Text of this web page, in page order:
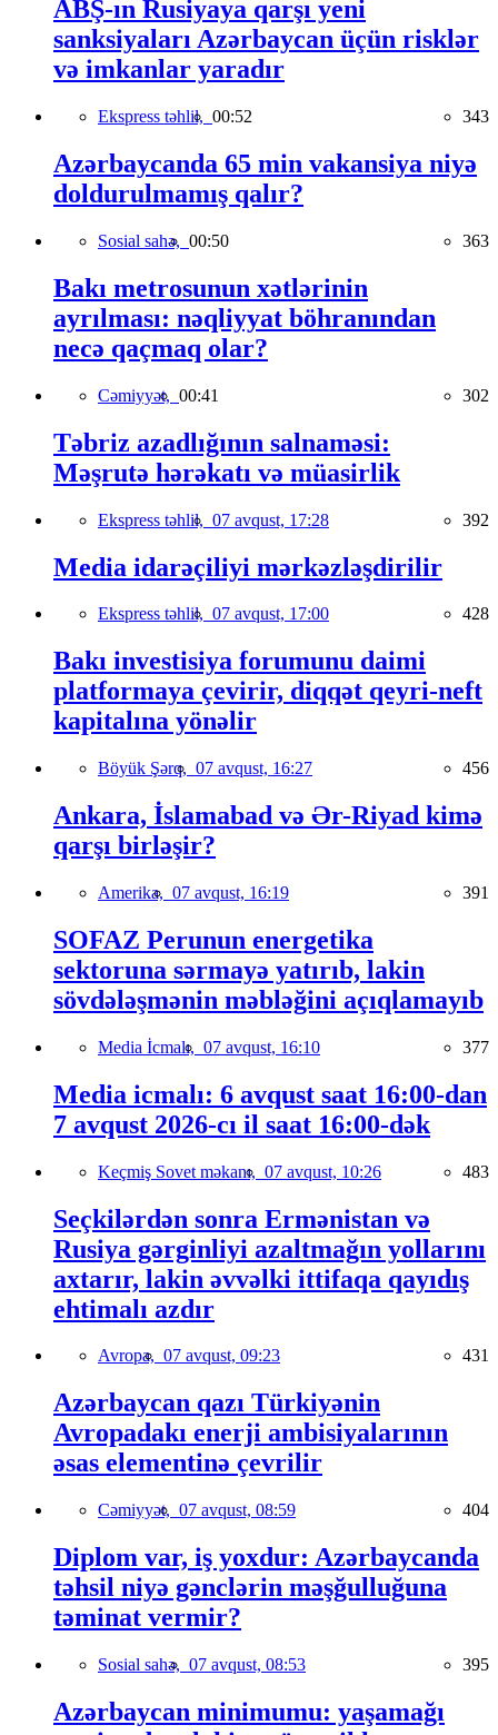
ABŞ-ın Rusiyaya qarşı yeni
sanksiyaları Azərbaycan üçün risklər
və imkanlar yaradır
Ekspress təhlil, 00:52 343
Azərbaycanda 65 min vakansiya niyə
doldurulmamış qalır?
Sosial sahə, 00:50 363
Bakı metrosunun xətlərinin
ayrılması: nəqliyyat böhranından
necə qaçmaq olar?
Cəmiyyət, 00:41 302
Təbriz azadlığının salnaməsi:
Məşrutə hərəkatı və müasirlik
Ekspress təhlil, 07 avqust, 17:28 392
Media idarəçiliyi mərkəzləşdirilir
Ekspress təhlil, 07 avqust, 17:00 428
Bakı investisiya forumunu daimi
platformaya çevirir, diqqət qeyri-neft
kapitalına yönəlir
Böyük Şərq, 07 avqust, 16:27 456
Ankara, İslamabad və Ər-Riyad kimə
qarşı birləşir?
Amerika, 07 avqust, 16:19 391
SOFAZ Perunun energetika
sektoruna sərmayə yatırıb, lakin
sövdələşmənin məbləğini açıqlamayıb
Media İcmalı, 07 avqust, 16:10 377
Media icmalı: 6 avqust saat 16:00-dan
7 avqust 2026-cı il saat 16:00-dək
Keçmiş Sovet məkanı, 07 avqust, 10:26 483
Seçkilərdən sonra Ermənistan və
Rusiya gərginliyi azaltmağın yollarını
axtarır, lakin əvvəlki ittifaqa qayıdış
ehtimalı azdır
Avropa, 07 avqust, 09:23 431
Azərbaycan qazı Türkiyənin
Avropadakı enerji ambisiyalarının
əsas elementinə çevrilir
Cəmiyyət, 07 avqust, 08:59 404
Diplom var, iş yoxdur: Azərbaycanda
təhsil niyə gənclərin məşğulluğuna
təminat vermir?
Sosial sahə, 07 avqust, 08:53 395
Azərbaycan minimumu: yaşamağı